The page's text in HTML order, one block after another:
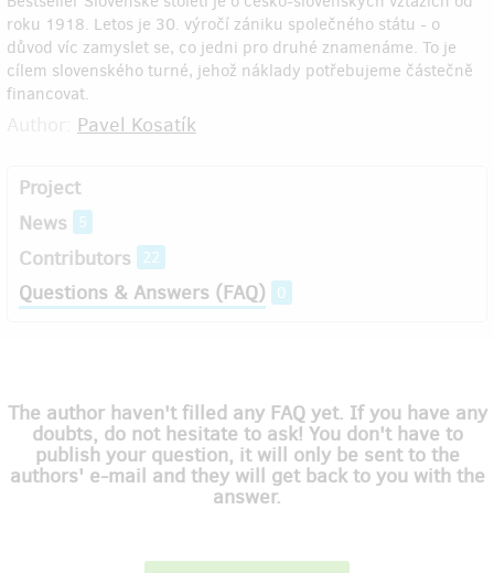
roku 1918. Letos je 30. výročí zániku společného státu - o
důvod víc zamyslet se, co jedni pro druhé znamenáme. To je
cílem slovenského turné, jehož náklady potřebujeme částečně
financovat.
Pavel Kosatík
Project
News
5
Contributors 22
Questions & Answers (FAQ) 0
The author haven't filled any FAQ yet. If you have any
doubts, do not hesitate to ask! You don't have to
publish your question, it will only be sent to the
authors' e-mail and they will get back to you with the
answer.